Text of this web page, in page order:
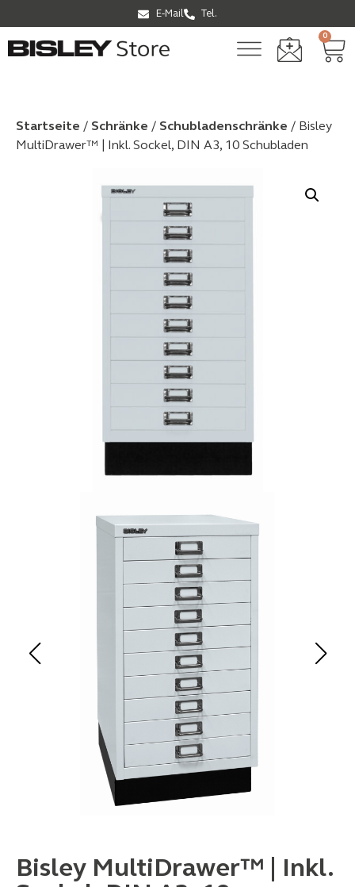
E-Mail Tel.
0
Startseite / Schränke / Schubladen­schränke / Bisley
MultiDrawer™ | Inkl. Sockel, DIN A3, 10 Schubladen
Bisley MultiDrawer™ | Inkl.